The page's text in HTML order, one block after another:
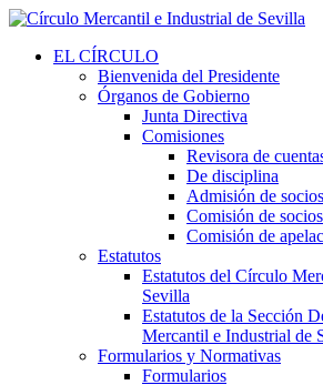
EL CÍRCULO
Bienvenida del Presidente
Órganos de Gobierno
Junta Directiva
Comisiones
Revisora de
De disciplina
Admisión de socios
Comisión de socios
Comisión de
Estatutos
Estatutos del Círculo
Sevilla
Estatutos de la Sección
Mercantil e Industrial de
Formularios y Normativas
Formularios